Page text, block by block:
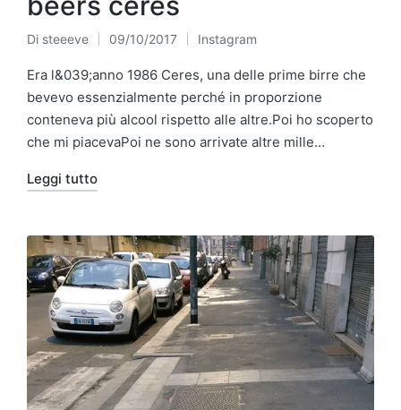
Pubblicato
da
Di steeeve 09/10/2017
Pubblicato
in
Instagram
Era l&039;anno 1986 Ceres, una delle prime birre che
bevevo essenzialmente perché in proporzione
conteneva più alcool rispetto alle altre.Poi ho scoperto
che mi piacevaPoi ne sono arrivate altre mille…
Leggi tutto